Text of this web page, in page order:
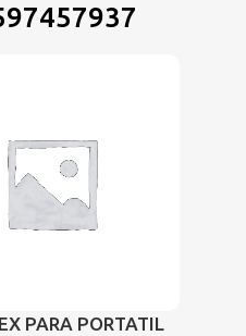
PARA PORTATIL